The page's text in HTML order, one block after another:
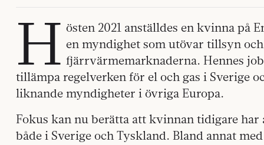
H östen 2021 anställdes en kvinna på
en myndighet som utövar tillsyn
fjärrvärmemarknaderna. Hennes
tillämpa regelverken för el och gas i Sverige
liknande myndigheter i övriga Europa.
Fokus kan nu berätta att kvinnan tidigare
både i Sverige och Tyskland. Bland annat